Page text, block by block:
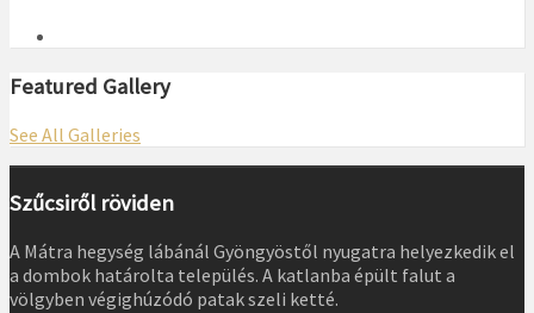
Featured Gallery
See All Galleries
Szűcsiről röviden
A Mátra hegység lábánál Gyöngyöstől nyugatra helyezkedik el
a dombok határolta település. A katlanba épült falut a
völgyben végighúzódó patak szeli ketté.